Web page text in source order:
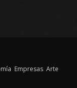
Empresas Arte